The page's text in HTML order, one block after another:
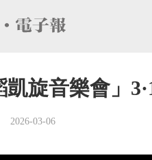
凱旋音樂會」
2026-03-06